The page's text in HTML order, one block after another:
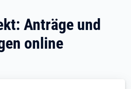
Anträge und
online